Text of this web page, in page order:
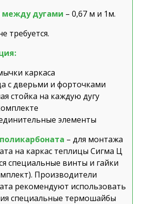
между дугами – 0,67 м и 1м.
требуется.
каркаса
с дверьми и форточками
стойка на каждую дугу
элементы
– для монтажа
на каркас теплицы Сигма Ц
специальные винты и гайки
Производители
рекомендуют использовать
специальные термошайбы